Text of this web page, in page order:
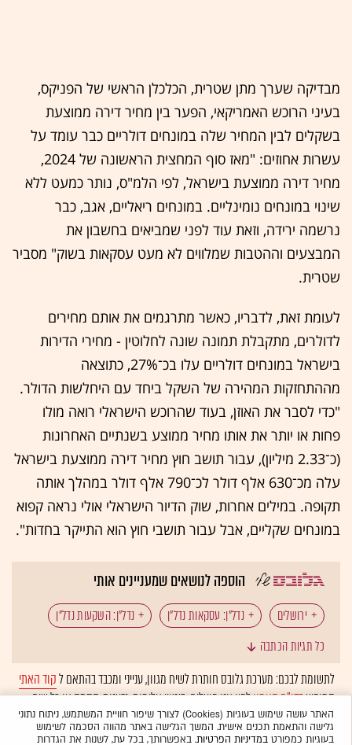
מבדיקה שערך מתן שטרית, הכלכלן הראשי של הפניקס,
בעיני הרוכש האמריקאי, הפער בין מחיר דירה ממוצעת
בשקלים לבין המחיר שלה במונחים דולריים כבר עומד על
עשרות אחוזים: "מאז סוף המחצית הראשונה של 2024,
מחיר דירה ממוצעת בישראל, לפי הלמ"ס, נותר כמעט ללא
שינוי במונחים נומינליים. במונחים ריאליים, אגב, כבר
נרשמה ירידה, וזאת עוד לפני שמביאים בחשבון את
המבצעים וההטבות שמלווים לא מעט עסקאות בשוק" מסביר
שטרית.
לעומת זאת, לדבריו, כאשר מתרגמים את אותם מחירים
לדולרים, מתקבלת תמונה שונה לחלוטין - מחירי הדירות
בישראל במונחים דולריים עלו בכ־27%, כתוצאה
מההתחזקות המהירה של השקל ביחד עם היחלשות הדולר.
"כדי לסבר את האוזן, בעוד שהרוכש הישראלי רואה מולו
פחות או יותר את אותו מחיר ממוצע בשנתיים האחרונות
(כ־2.33 מיליון), עבור תושב חוץ מחיר דירה ממוצעת בישראל
עלה מכ־630 אלף דולר לכ־790 אלף דולר במהלך אותה
תקופה. במילים אחרות, שוק הדיור הישראלי אולי נראה קפוא
במונחים שקליים, אבל עבור תושבי חוץ הוא התייקר בחדות".
הוספה לנושאים שמעניינים אותי
ירושלים נדל"ן: עסקאות נדל"ן נדל"ן: השקעות נדל"ן
נדל"ן: נדל"ן למגורים שוק הדיור קניית דירה
המומלצות
כל תגיות הכתבה
לתשומת לבכם: מערכת גלובס חותרת לשיח מגוון, ענייני ומכבד בהתאם לקוד האתי
המופיעבדו"ח האמוןלפיו אנו פועלים. ביטויי אלימות, גזענות, הסתה או כל שיח
בלתי הולם אחר מסוננים בצורהאוטומטיתולא יפורסמו באתר.
האתר עושה שימוש בעוגיות (Cookies) לצורך שיפור חוויית המשתמש, ניתוח נתוני
גלישה והתאמת תכנים אישית. המשך הגלישה באתר מהווה הסכמה לשימוש
בעוגיות כמפורטבמדיניות הפרטיות. באפשרותך, בכל עת, לשנות את הגדרות